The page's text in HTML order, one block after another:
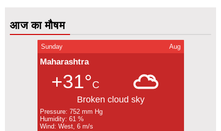
आज का मौषम
Sunday Aug
Maharashtra
+31°C
Broken cloud sky
Pressure: 752 mm Hg
Humidity: 61 %
Wind: West, 6 m/s